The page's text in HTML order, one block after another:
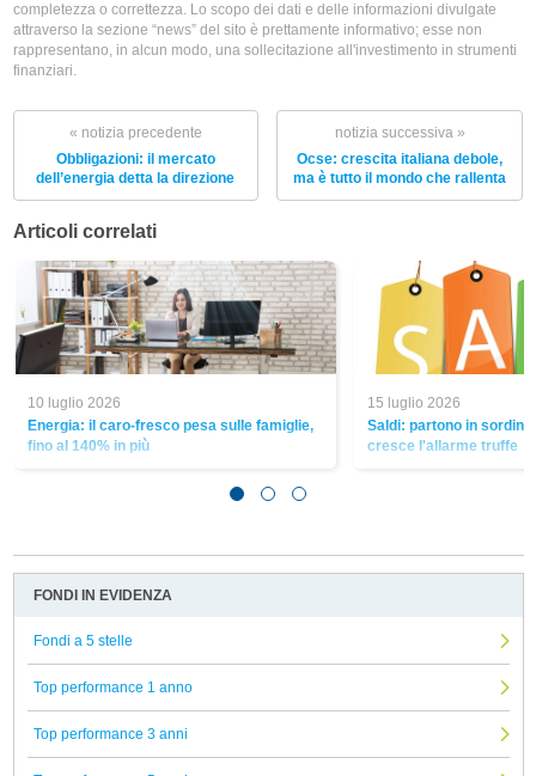
completezza o correttezza. Lo scopo dei dati e delle informazioni divulgate
attraverso la sezione “news” del sito è prettamente informativo; esse non
rappresentano, in alcun modo, una sollecitazione all'investimento in strumenti
finanziari.
« notizia precedente
Obbligazioni: il mercato
dell’energia detta la direzione
notizia successiva »
Ocse: crescita italiana debole,
ma è tutto il mondo che rallenta
Articoli correlati
10 luglio 2026
Energia: il caro-fresco pesa sulle famiglie,
fino al 140% in più
15 luglio 2026
Saldi: partono in
cresce l'allarme truffe
FONDI IN EVIDENZA
Fondi a 5 stelle
Top performance 1 anno
Top performance 3 anni